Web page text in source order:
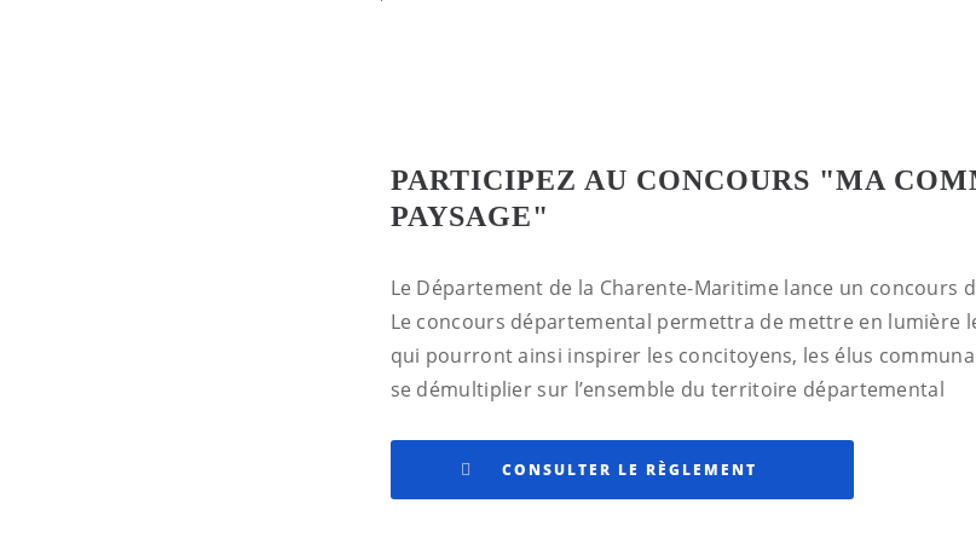
PARTICIPEZ AU CONCOURS "MA
PAYSAGE"
Le Département de la Charente-Maritime lance un concours
Le concours départemental permettra de mettre en lumière
qui pourront ainsi inspirer les concitoyens, les élus
se démultiplier sur l’ensemble du territoire départemental
CONSULTER LE RÈGLEMENT